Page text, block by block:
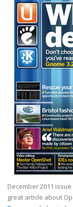
December 2011
great article about